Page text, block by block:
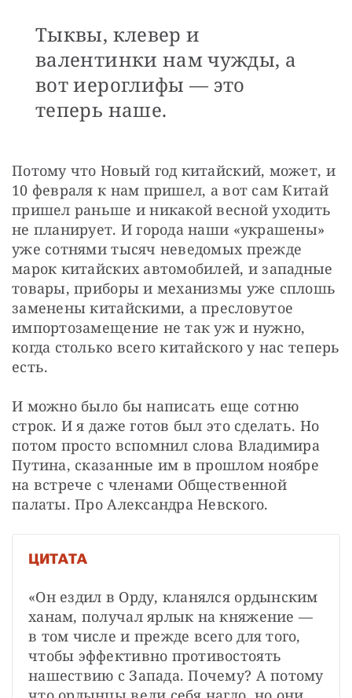
Тыквы, клевер и
валентинки нам чужды, а
вот иероглифы — это
теперь наше.
Потому что Новый год китайский, может, и
10 февраля к нам пришел, а вот сам Китай
пришел раньше и никакой весной уходить
не планирует. И города наши «украшены»
уже сотнями тысяч неведомых прежде
марок китайских автомобилей, и западные
товары, приборы и механизмы уже сплошь
заменены китайскими, а пресловутое
импортозамещение не так уж и нужно,
когда столько всего китайского у нас теперь
есть.
И можно было бы написать еще сотню
строк. И я даже готов был это сделать. Но
потом просто вспомнил слова Владимира
Путина, сказанные им в прошлом ноябре
на встрече с членами Общественной
палаты. Про Александра Невского.
ЦИТАТА
«Он ездил в Орду, кланялся ордынским
ханам, получал ярлык на княжение —
в том числе и прежде всего для того,
чтобы эффективно противостоять
нашествию с Запада. Почему? А потому